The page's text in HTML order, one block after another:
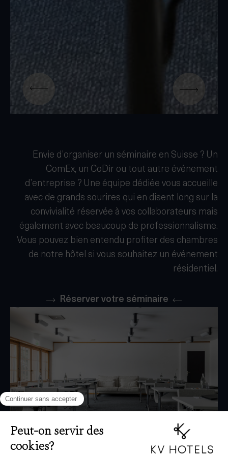
Envie d’organiser un séminaire en Suisse ? Un
ComEx, un CoDir ou tout autre événement
d’entreprise ? Une équipe dédiée vous accueille
avec de grands sourires qui en disent long sur la
convivialité réservée à vos collaborateurs mais
également avec beaucoup de professionnalisme.
Vous pouvez bien entendu profiter des chambres
de notre hôtel si vous souhaitez un événement
résidentiel.
Réserver votre séminaire